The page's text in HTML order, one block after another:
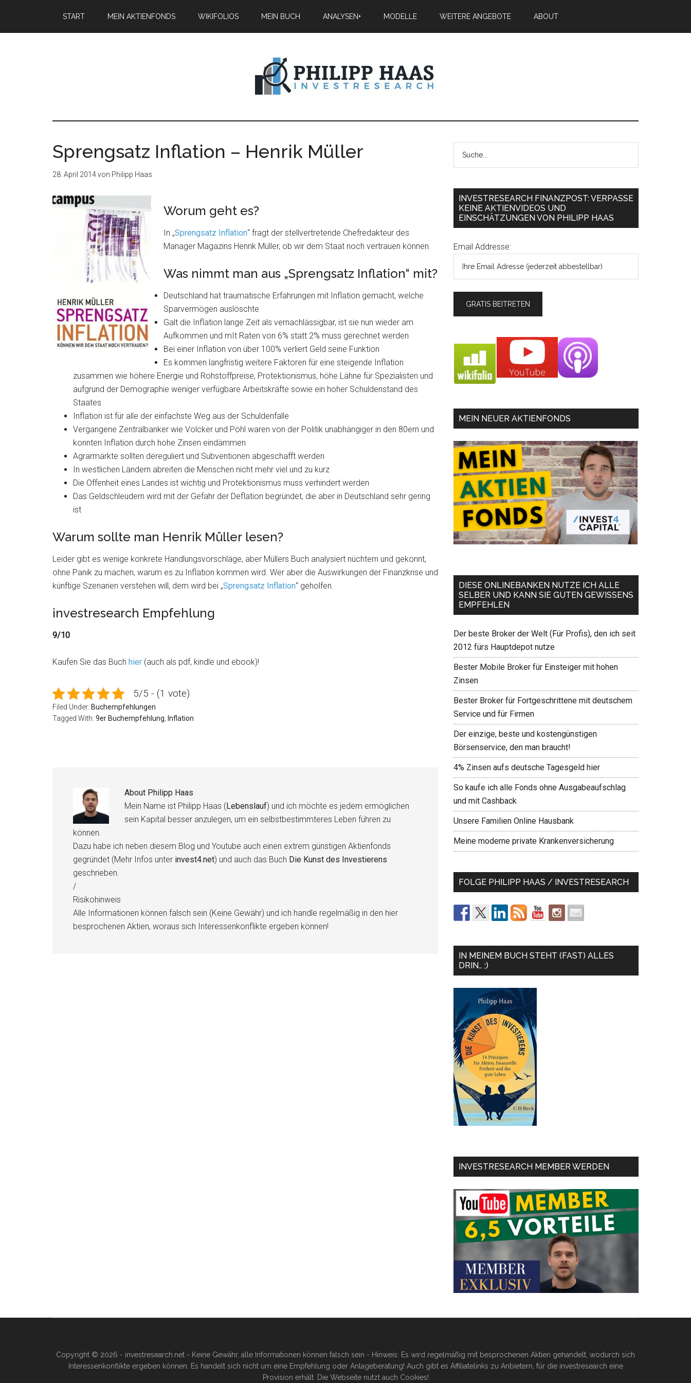
START MEIN AKTIENFONDS WIKIFOLIOS MEIN BUCH ANALYSEN+ MODELLE WEITERE ANGEBOTE ABOUT
Sprengsatz Inflation – Henrik Müller
28. April 2014von Philipp Haas
Worum geht es?
In „Sprengsatz Inflation“ fragt der stellvertretende Chefredakteur des
Manager Magazins Henrik Müller, ob wir dem Staat noch vertrauen können.
Was nimmt man aus „Sprengsatz Inflation“ mit?
Deutschland hat traumatische Erfahrungen mit Inflation gemacht, welche
Sparvermögen auslöschte
Galt die Inflation lange Zeit als vernachlässigbar, ist sie nun wieder am
Aufkommen und mIt Raten von 6% statt 2% muss gerechnet werden
Bei einer Inflation von über 100% verliert Geld seine Funktion
Es kommen langfristig weitere Faktoren für eine steigende Inflation
zusammen wie höhere Energie und Rohstoffpreise, Protektionismus, höhe Lähne für Spezialisten und
aufgrund der Demographie weniger verfügbare Arbeitskräfte sowie ein hoher Schuldenstand des
Staates
Inflation ist für alle der einfachste Weg aus der Schuldenfalle
Vergangene Zentralbanker wie Volcker und Pöhl waren von der Politik unabhängiger in den 80ern und
konnten Inflation durch hohe Zinsen eindämmen
Agrarmärkte sollten dereguliert und Subventionen abgeschafft werden
In westlichen Ländern abreiten die Menschen nicht mehr viel und zu kurz
Die Offenheit eines Landes ist wichtig und Protektionismus muss verhindert werden
Das Geldschleudern wird mit der Gefahr der Deflation begründet, die aber in Deutschland sehr gering
ist
Warum sollte man Henrik Müller lesen?
Leider gibt es wenige konkrete Handlungsvorschläge, aber Müllers Buch analysiert nüchtern und gekonnt,
ohne Panik zu machen, warum es zu Inflation kommen wird. Wer aber die Auswirkungen der Finanzkrise und
künftige Szenarien verstehen will, dem wird bei „Sprengsatz Inflation“ geholfen.
investresearch Empfehlung
9/10
Kaufen Sie das Buch hier (auch als pdf, kindle und ebook)!
5/5 - (1 vote)
Filed Under: Buchempfehlungen
Tagged With: 9er Buchempfehlung Inflation
About Philipp Haas
Mein Name ist Philipp Haas (Lebenslauf) und ich möchte es jedem ermöglichen
sein Kapital besser anzulegen, um ein selbstbestimmteres Leben führen zu
können.
Dazu habe ich neben diesem Blog und Youtube auch einen extrem günstigen Aktienfonds
gegründet (Mehr Infos unter invest4.net) und auch das Buch Die Kunst des Investierens
geschrieben.
/
Risikohinweis
Alle Informationen können falsch sein (Keine Gewähr) und ich handle regelmäßig in den hier
besprochenen Aktien, woraus sich Interessenkonflikte ergeben können!
INVESTRESEARCH FINANZPOST: VERPASSE
KEINE AKTIENVIDEOS UND
EINSCHÄTZUNGEN VON PHILIPP HAAS
Email Addresse:
MEIN NEUER AKTIENFONDS
DIESE ONLINEBANKEN NUTZE ICH ALLE
SELBER UND KANN SIE GUTEN GEWISSENS
EMPFEHLEN
Der beste Broker der Welt (Für Profis), den ich seit
2012 fürs Hauptdepot nutze
Bester Mobile Broker für Einsteiger mit hohen
Zinsen
Bester Broker für Fortgeschrittene mit deutschem
Service und für Firmen
Der einzige, beste und kostengünstigen
Börsenservice, den man braucht!
4% Zinsen aufs deutsche Tagesgeld hier
So kaufe ich alle Fonds ohne Ausgabeaufschlag
und mit Cashback
Unsere Familien Online Hausbank
Meine moderne private Krankenversicherung
FOLGE PHILIPP HAAS / INVESTRESEARCH
IN MEINEM BUCH STEHT (FAST) ALLES
DRIN… ;)
INVESTRESEARCH MEMBER WERDEN
Copyright © 2026 - investresearch.net - Keine Gewähr, alle Informationen können falsch sein - Hinweis: Es wird regelmäßig mit besprochenen Aktien gehandelt, wodurch sich
Interessenkonflikte ergeben können. Es handelt sich nicht um eine Empfehlung oder Anlageberatung! Auch gibt es Affiliatelinks zu Anbietern, für die investresearch eine
Provision erhält. Die Webseite nutzt auch Cookies!